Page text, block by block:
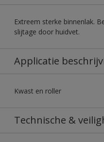
Extreem sterke binnenlak.
slijtage door huidvet.
Applicatie
Kwast en roller
Technische &